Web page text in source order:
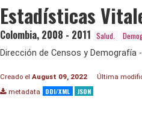
Estadísticas
Colombia, 2008 - 2011 Salud.
Dirección de Censos y Demografía -
Creado el August 09, 2022 Última
metadata DDI/XML JSON